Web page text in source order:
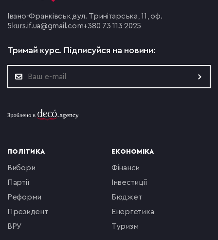
Івано-Франківськ,вул. Тринітарська, 11, оф.
5 kurs.if.ua@gmail.com+380 73 113 2025
Тримай курс. Підписуйся на новини:
ПОЛІТИКА
вибори
партії
реформи
президент
ВРУ
ЕКОНОМІКА
фінанси
інвестиції
бюджет
енергетика
туризм